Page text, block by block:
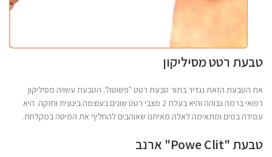
טבעת רטט מסיליקון
את הטבעת הזאת נגדיר בתור טבעת רטט "פשוטה". הטבעת עשויה מסיליקון
רפואי ברמה גבוהה והיא בעלת 2 מצבי רטט שונים בעוצמה בינונית וחזקה. היא
עמידה במים ומתאימה לאלה מאיתנו שאוהבים להחליף את המיטה במקלחת.
טבעת "Powe Clit" ארנב